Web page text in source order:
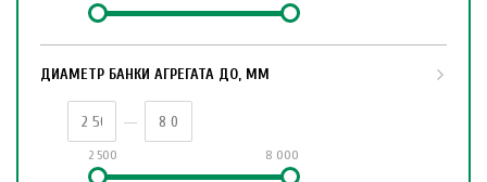
ДИАМЕТР БАНКИ АГРЕГАТА ДО, ММ
2 500 8 000